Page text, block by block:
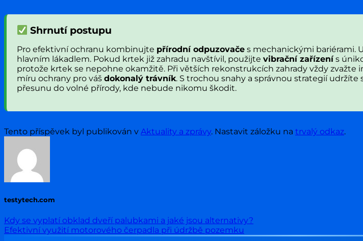
Shrnutí postupu
Pro efektivní ochranu kombinujte přírodní odpuzovače s mechanickými bariérami.
hlavním lákadlem. Pokud krtek již zahradu navštívil, použijte vibrační zařízenís
protože krtek se nepohne okamžitě. Při větších rekonstrukcích zahrady vždy zvažte
míru ochrany pro váš dokonalý trávník. S trochou snahy a správnou strategií
přesunu do volné přírody, kde nebude nikomu škodit.
Tento příspěvek byl publikován v Aktuality a zprávy. Nastavit záložku na trvalý odkaz.
testytech.com
Kdy se vyplatí obklad dveří palubkami a jaké jsou alternativy?
Efektivní využití motorového čerpadla při údržbě pozemku